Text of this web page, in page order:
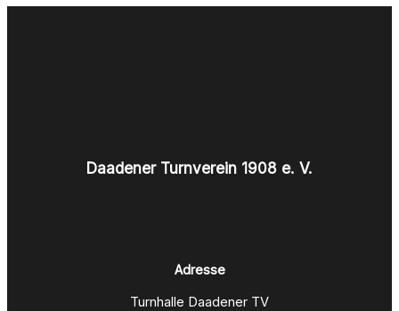
Daadener Turnverein 1908 e. V.
Adresse
Turnhalle Daadener TV